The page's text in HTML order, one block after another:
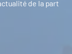
de la part